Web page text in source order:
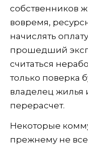
собственников
вовремя,
начислять
прошедший
считаться
только поверка
владелец жилья
перерасчет.
Некоторые
прежнему не